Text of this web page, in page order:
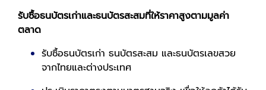
รับซื้อธนบัตรเก่าและธนบัตรสะสมที่ให้ราคาสูงตามมูลค่า
ตลาด
รับซื้อธนบัตรเก่า ธนบัตรสะสม และธนบัตรเลขสวย
จากไทยและต่างประเทศ